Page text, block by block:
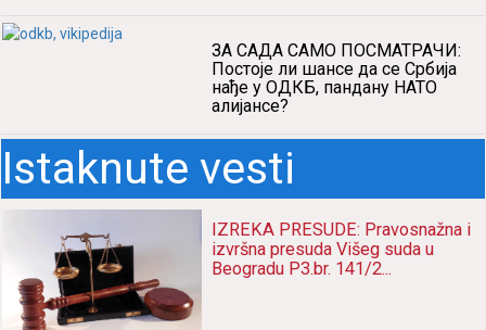
ЗА САДА САМО ПОСМАТРАЧИ:
Постоје ли шансе да се Србија
нађе у ОДКБ, пандану НАТО
алијансе?
Istaknute vesti
IZREKA PRESUDE: Pravosnažna i
izvršna presuda Višeg suda u
Beogradu P3.br. 141/2...